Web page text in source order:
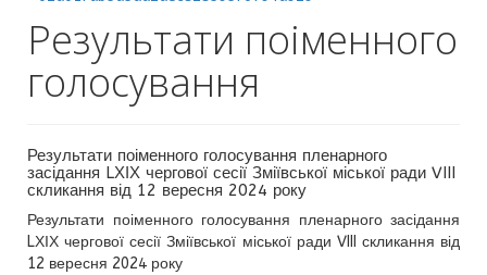
Результати поіменного
голосування
Результати поіменного голосування пленарного
засідання LХІХ чергової сесії Зміївської міської ради VIII
скликання від 12 вересня 2024 року
Результати поіменного голосування пленарного засідання
LХІХ чергової сесії Зміївської міської ради VIII скликання від
12 вересня 2024 року